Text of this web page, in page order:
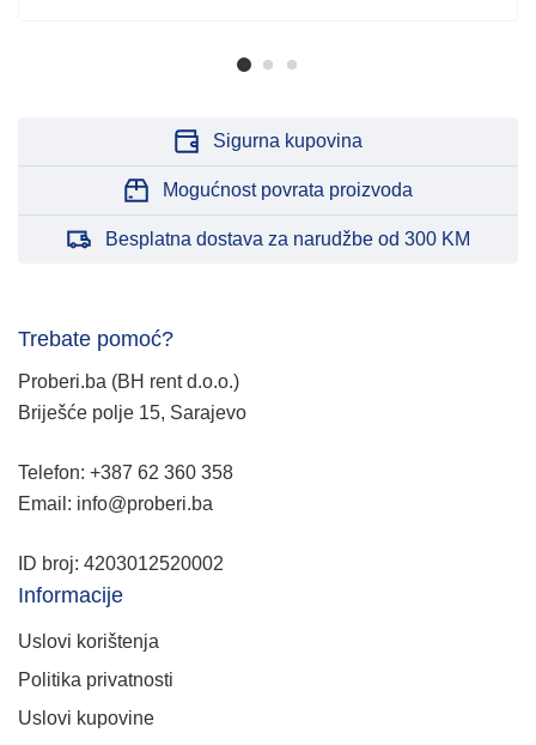
Sigurna kupovina
Mogućnost povrata proizvoda
Besplatna dostava za narudžbe od 300 KM
Trebate pomoć?
Proberi.ba (BH rent d.o.o.)
Briješće polje 15, Sarajevo
Telefon: +387 62 360 358
Email: info@proberi.ba
ID broj: 4203012520002
Informacije
Uslovi korištenja
Politika privatnosti
Uslovi kupovine